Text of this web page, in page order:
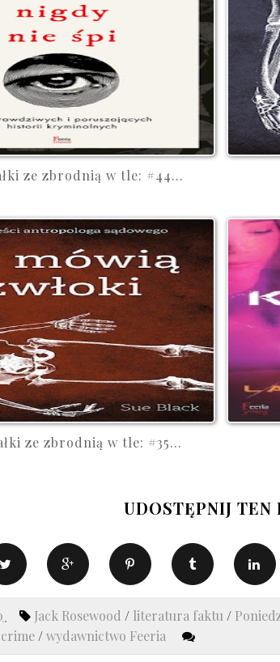
ze zbrodnią w tle: #44...
ze zbrodnią w tle: #35...
UDOSTĘPNIJ TEN
Jack Rosewood / literatura faktu /
/wydawnictwo Feeria